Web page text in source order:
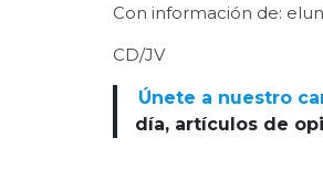
Con información de:
CD/JV
Únete a nuestro
día, artículos de